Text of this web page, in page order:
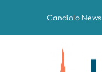
Candiolo News